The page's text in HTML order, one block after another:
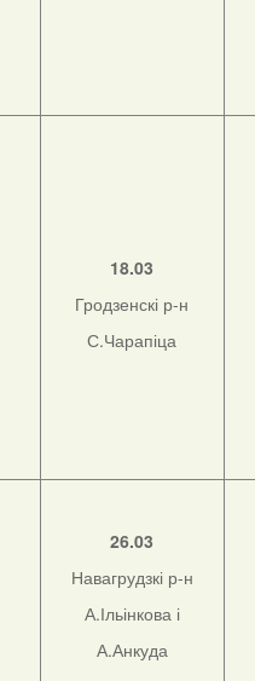
18.03
Гродзенскі р-н
С.Чарапіца
26.03
Навагрудзкі р-н
А.Ільінкова і
А.Анкуда